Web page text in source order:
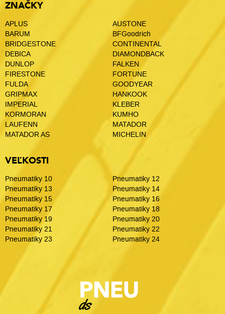
ZNAČKY
APLUS
AUSTONE
BARUM
BFGoodrich
BRIDGESTONE
CONTINENTAL
DEBICA
DIAMONDBACK
DUNLOP
FALKEN
FIRESTONE
FORTUNE
FULDA
GOODYEAR
GRIPMAX
HANKOOK
IMPERIAL
KLEBER
KORMORAN
KUMHO
LAUFENN
MATADOR
MATADOR AS
MICHELIN
VEĽKOSTI
Pneumatiky 10
Pneumatiky 12
Pneumatiky 13
Pneumatiky 14
Pneumatiky 15
Pneumatiky 16
Pneumatiky 17
Pneumatiky 18
Pneumatiky 19
Pneumatiky 20
Pneumatiky 21
Pneumatiky 22
Pneumatiky 23
Pneumatiky 24